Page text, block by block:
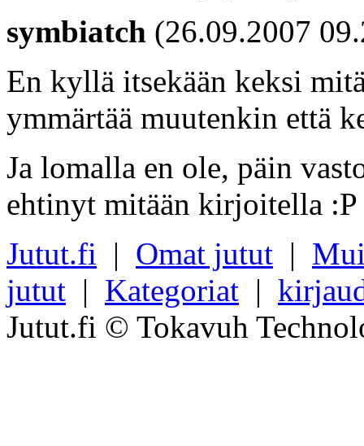
symbiatch (26.09.2007
En kyllä itsekään keksi
ymmärtää muutenkin että
Ja lomalla en ole, päin
ehtinyt mitään kirjoitella :P
Jutut.fi | Omat jutut |
jutut | Kategoriat |
Jutut.fi © Tokavuh